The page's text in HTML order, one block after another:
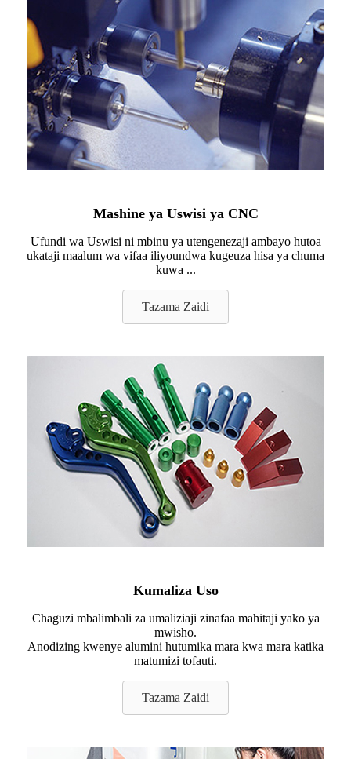
Mashine ya Uswisi ya CNC
Ufundi wa Uswisi ni mbinu ya utengenezaji ambayo hutoa
ukataji maalum wa vifaa iliyoundwa kugeuza hisa ya chuma
kuwa ...
Tazama Zaidi
Kumaliza Uso
Chaguzi mbalimbali za umaliziaji zinafaa mahitaji yako ya
mwisho.
Anodizing kwenye alumini hutumika mara kwa mara katika
matumizi tofauti.
Tazama Zaidi